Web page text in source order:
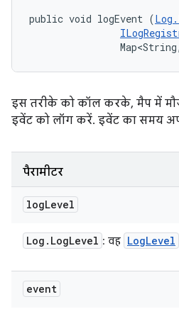
public void logEvent (
इस तरीके को कॉल करके, मैप में
इवेंट को लॉग करें. इवेंट का समय
पैरामीटर
logLevel
Log . LogLevel : वह LogLevel
event